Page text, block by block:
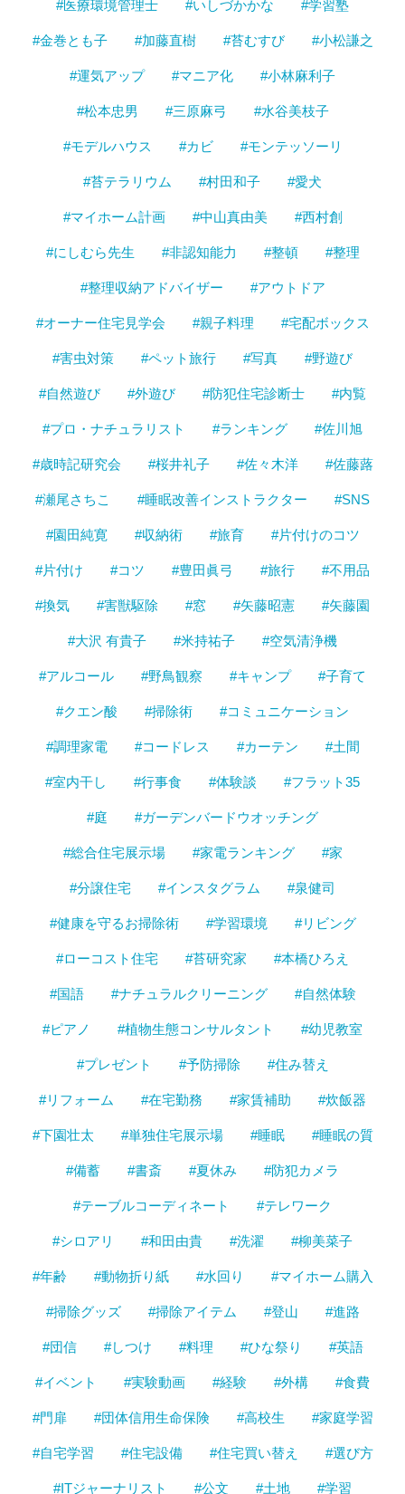
#医療環境管理士 #いしづかかな #学習塾
#金巻とも子 #加藤直樹 #苔むすび #小松謙之
#運気アップ #マニア化 #小林麻利子
#松本忠男 #三原麻弓 #水谷美枝子
#モデルハウス #カビ #モンテッソーリ
#苔テラリウム #村田和子 #愛犬
#マイホーム計画 #中山真由美 #西村創
#にしむら先生 #非認知能力 #整頓 #整理
#整理収納アドバイザー #アウトドア
#オーナー住宅見学会 #親子料理 #宅配ボックス
#害虫対策 #ペット旅行 #写真 #野遊び
#自然遊び #外遊び #防犯住宅診断士 #内覧
#プロ・ナチュラリスト #ランキング #佐川旭
#歳時記研究会 #桜井礼子 #佐々木洋 #佐藤蕗
#瀬尾さちこ #睡眠改善インストラクター #SNS
#園田純寛 #収納術 #旅育 #片付けのコツ
#片付け #コツ #豊田眞弓 #旅行 #不用品
#換気 #害獣駆除 #窓 #矢藤昭憲 #矢藤園
#大沢 有貴子 #米持祐子 #空気清浄機
#アルコール #野鳥観察 #キャンプ #子育て
#クエン酸 #掃除術 #コミュニケーション
#調理家電 #コードレス #カーテン #土間
#室内干し #行事食 #体験談 #フラット35
#庭 #ガーデンバードウオッチング
#総合住宅展示場 #家電ランキング #家
#分譲住宅 #インスタグラム #泉健司
#健康を守るお掃除術 #学習環境 #リビング
#ローコスト住宅 #苔研究家 #本橋ひろえ
#国語 #ナチュラルクリーニング #自然体験
#ピアノ #植物生態コンサルタント #幼児教室
#プレゼント #予防掃除 #住み替え
#リフォーム #在宅勤務 #家賃補助 #炊飯器
#下園壮太 #単独住宅展示場 #睡眠 #睡眠の質
#備蓄 #書斎 #夏休み #防犯カメラ
#テーブルコーディネート #テレワーク
#シロアリ #和田由貴 #洗濯 #柳美菜子
#年齢 #動物折り紙 #水回り #マイホーム購入
#掃除グッズ #掃除アイテム #登山 #進路
#団信 #しつけ #料理 #ひな祭り #英語
#イベント #実験動画 #経験 #外構 #食費
#門扉 #団体信用生命保険 #高校生 #家庭学習
#自宅学習 #住宅設備 #住宅買い替え #選び方
#ITジャーナリスト #公文 #土地 #学習